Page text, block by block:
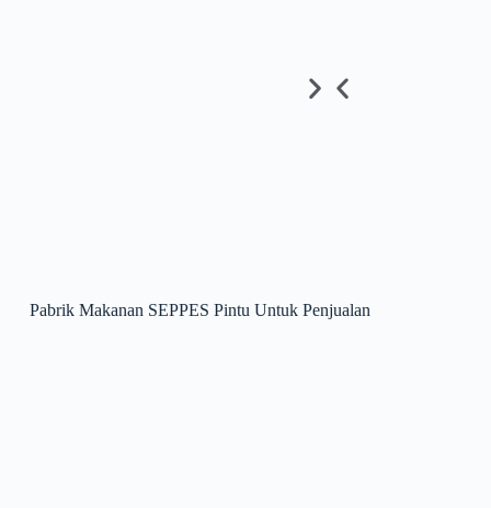
Pabrik Makanan SEPPES Pintu Untuk Penjualan